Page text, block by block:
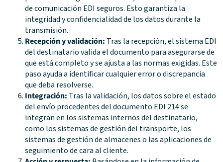
de comunicación EDI seguros. Esto garantiza la
integridad y confidencialidad de los datos durante la
transmisión.
Recepción y validación: Tras la recepción, el sistema EDI
del destinatario valida el documento para asegurarse de
que está completo y se ajusta a las normas exigidas. Este
paso ayuda a identificar cualquier error o discrepancia
que deba resolverse.
Integración: Tras la validación, los datos sobre el estado
del envío procedentes del documento EDI 214 se
integran en los sistemas internos del destinatario,
como los sistemas de gestión del transporte, los
sistemas de gestión de almacenes o las aplicaciones de
seguimiento de cara al cliente.